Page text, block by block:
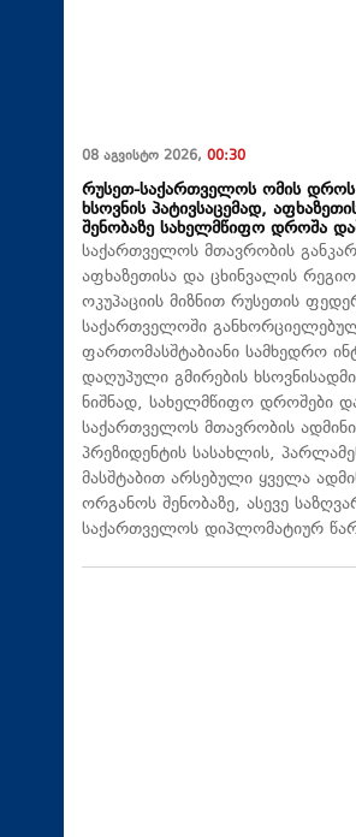
08 აგვისტო 2026, 00:30
რუსეთ-საქართველოს ომის
ხსოვნის პატივსაცემად,
შენობაზე სახელმწიფო დროშა
საქართველოს მთავრობის
აფხაზეთისა და ცხინვალის
ოკუპაციის მიზნით რუსეთის
საქართველოში
ფართომასშტაბიანი სამხედრო
დაღუპული გმირების ხსოვნისადმი
ნიშნად, სახელმწიფო დროშები
საქართველოს მთავრობის
პრეზიდენტის სასახლის,
მასშტაბით არსებული ყველა
ორგანოს შენობაზე, ასევე
საქართველოს დიპლომატიურ